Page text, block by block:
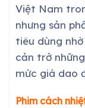
Việt Nam
nhưng sản
tiêu dùng
cản trở
mức giá dao
Phim cách